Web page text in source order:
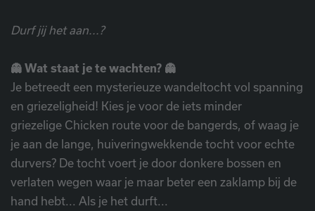
Durf jij het aan...?
👻 Wat staat je te wachten? 👻
Je betreedt een mysterieuze wandeltocht vol spanning
en griezeligheid! Kies je voor de iets minder
griezelige Chicken route voor de bangerds, of waag je
je aan de lange, huiveringwekkende tocht voor echte
durvers? De tocht voert je door donkere bossen en
verlaten wegen waar je maar beter een zaklamp bij de
hand hebt... Als je het durft...